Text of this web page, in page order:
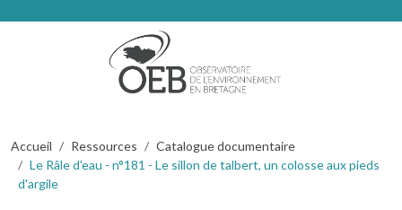
Fil d'Ariane
Accueil Ressources
Catalogue documentaire
Le Râle d'eau - n°181 - Le sillon de talbert, un colosse aux pieds
d'argile